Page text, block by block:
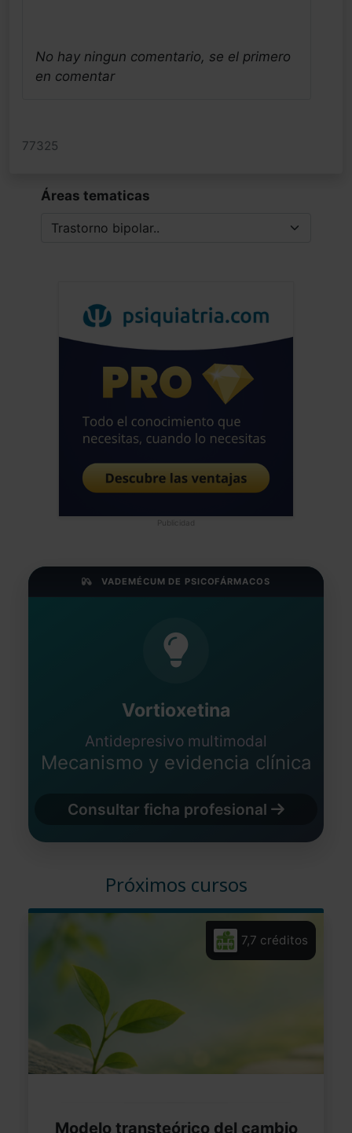
No hay ningun comentario, se el primero
en comentar
77325
Áreas tematicas
Publicidad
VADEMÉCUM DE PSICOFÁRMACOS
Vortioxetina
Antidepresivo multimodal
Mecanismo y evidencia clínica
Consultar ficha profesional
Próximos cursos
7,7 créditos
Modelo transteórico del cambio